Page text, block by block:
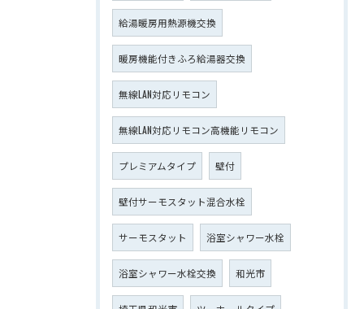
給湯暖房用熱源機交換
暖房機能付きふろ給湯器交換
無線LAN対応リモコン
無線LAN対応リモコン高機能リモコン
プレミアムタイプ 壁付
壁付サーモスタット混合水栓
サーモスタット 浴室シャワー水栓
浴室シャワー水栓交換 和光市